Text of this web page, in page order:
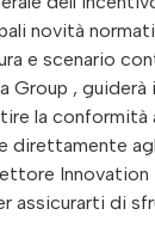
novità
e scenario
Group ,
la conformità
direttamente
assicurarti di